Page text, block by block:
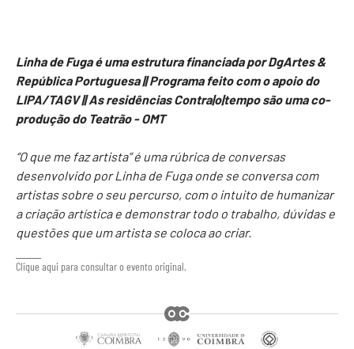
Linha de Fuga é uma estrutura financiada por DgArtes &
República Portuguesa ||Programa feito com o apoio do
LIPA/TAGV || As residências Contra|o|tempo são uma co-
produção do Teatrão - OMT
“O que me faz artista” é uma rúbrica de conversas
desenvolvido por Linha de Fuga onde se conversa com
artistas sobre o seu percurso, com o intuito de humanizar
a criação artística e demonstrar todo o trabalho, dúvidas e
questões que um artista se coloca ao criar.
Clique aqui para consultar o evento original.